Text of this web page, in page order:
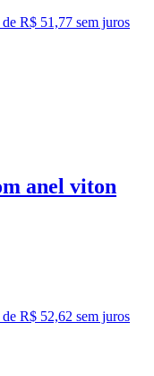
R$ 51,77 sem juros
anel viton
R$ 52,62 sem juros